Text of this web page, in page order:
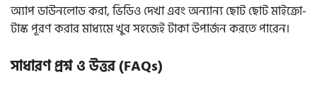
অ্যাপ ডাউনলোড করা, ভিডিও দেখা এবং অন্যান্য ছোট ছোট মাইক্রো-
টাস্ক পূরণ করার মাধ্যমে খুব সহজেই টাকা উপার্জন করতে পারেন।
সাধারণ প্রশ্ন ও উত্তর (FAQs)